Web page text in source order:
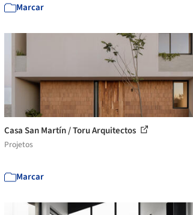
Marcar
Casa San Martín / Toru Arquitectos
Projetos
Marcar